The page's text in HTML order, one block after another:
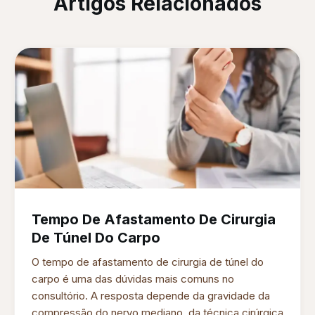
Tempo De Afastamento De Cirurgia
De Túnel Do Carpo
O tempo de afastamento de cirurgia de túnel do
carpo é uma das dúvidas mais comuns no
consultório. A resposta depende da gravidade da
compressão do nervo mediano, da técnica cirúrgica